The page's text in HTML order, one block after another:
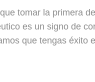
tomar la primera
es un signo de
que tengas éxito